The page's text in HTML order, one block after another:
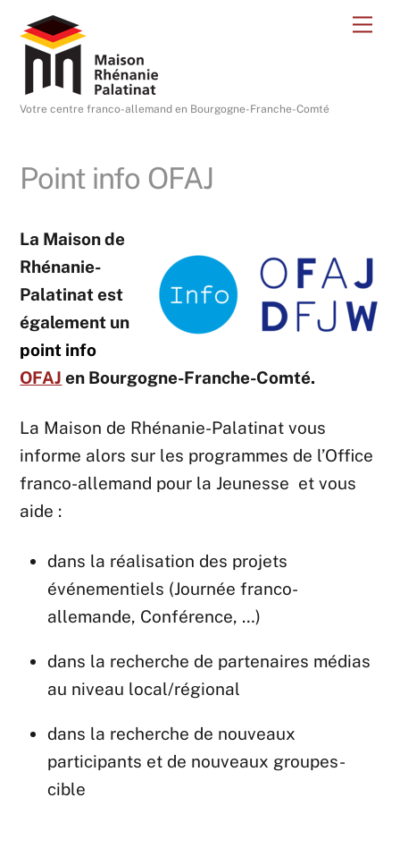
content
Votre centre franco-allemand en Bourgogne-Franche-Comté
Point info OFAJ
La Maison de
Rhénanie-
Palatinat est
également un
point info
OFAJ en Bourgogne-Franche-Comté.
La Maison de Rhénanie-Palatinat vous
informe alors sur les programmes de l’Office
franco-allemand pour la Jeunesse et vous
aide :
dans la réalisation des projets
événementiels (Journée franco-
allemande, Conférence, …)
dans la recherche de partenaires médias
au niveau local/régional
dans la recherche de nouveaux
participants et de nouveaux groupes-
cible